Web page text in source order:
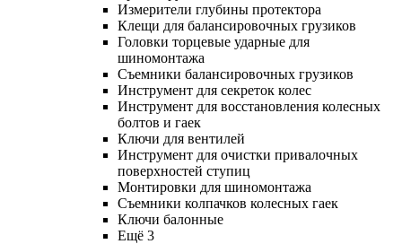
Измерители глубины протектора
Клещи для балансировочных грузиков
Головки торцевые ударные для
шиномонтажа
Съемники балансировочных грузиков
Инструмент для секреток колес
Инструмент для восстановления колесных
болтов и гаек
Ключи для вентилей
Инструмент для очистки привалочных
поверхностей ступиц
Монтировки для шиномонтажа
Съемники колпачков колесных гаек
Ключи балонные
Ещё 3